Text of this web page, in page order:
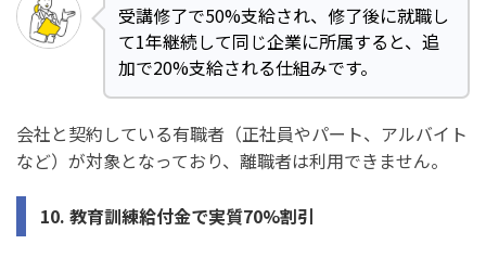
受講修了で50%支給され、修了後に就職し
て1年継続して同じ企業に所属すると、追
加で20%支給される仕組みです。
会社と契約している有職者（正社員やパート、アルバイト
など）が対象となっており、離職者は利用できません。
10. 教育訓練給付金で実質70%割引